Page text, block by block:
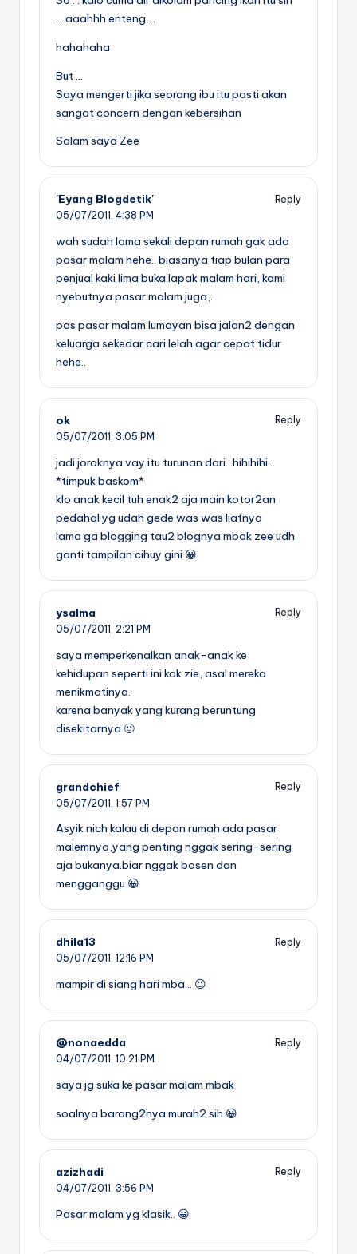
… aaahhh enteng …
hahahaha
But …
Saya mengerti jika seorang ibu itu pasti akan
sangat concern dengan kebersihan
Salam saya Zee
'Eyang Blogdetik'
Reply
05/07/2011, 4:38 PM
wah sudah lama sekali depan rumah gak ada
pasar malam hehe.. biasanya tiap bulan para
penjual kaki lima buka lapak malam hari, kami
nyebutnya pasar malam juga,.
pas pasar malam lumayan bisa jalan2 dengan
keluarga sekedar cari lelah agar cepat tidur
hehe..
ok
Reply
05/07/2011, 3:05 PM
jadi joroknya vay itu turunan dari…hihihihi…
*timpuk baskom*
klo anak kecil tuh enak2 aja main kotor2an
pedahal yg udah gede was was liatnya
lama ga blogging tau2 blognya mbak zee udh
ganti tampilan cihuy gini 😀
ysalma
Reply
05/07/2011, 2:21 PM
saya memperkenalkan anak-anak ke
kehidupan seperti ini kok zie, asal mereka
menikmatinya.
karena banyak yang kurang beruntung
disekitarnya 🙂
grandchief
Reply
05/07/2011, 1:57 PM
Asyik nich kalau di depan rumah ada pasar
malemnya,yang penting nggak sering-sering
aja bukanya.biar nggak bosen dan
mengganggu 😀
dhila13
Reply
05/07/2011, 12:16 PM
mampir di siang hari mba… 😉
@nonaedda
Reply
04/07/2011, 10:21 PM
saya jg suka ke pasar malam mbak
soalnya barang2nya murah2 sih 😀
azizhadi
Reply
04/07/2011, 3:56 PM
Pasar malam yg klasik.. 😀